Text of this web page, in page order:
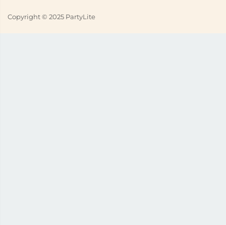
Copyright © 2025 PartyLite